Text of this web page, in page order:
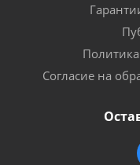
Согласие на